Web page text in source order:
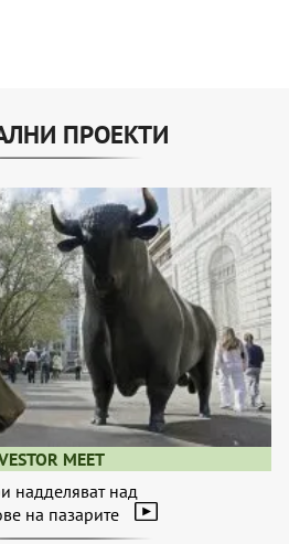
ПРОЕКТИ
MEET
надделяват над
на пазарите